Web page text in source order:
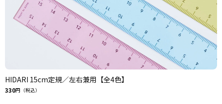
HIDARI 15cm定規／左右兼用【全4色】
330円（税込）